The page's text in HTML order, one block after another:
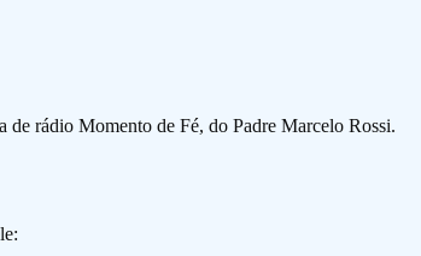
de rádio Momento de Fé, do Padre Marcelo Rossi.